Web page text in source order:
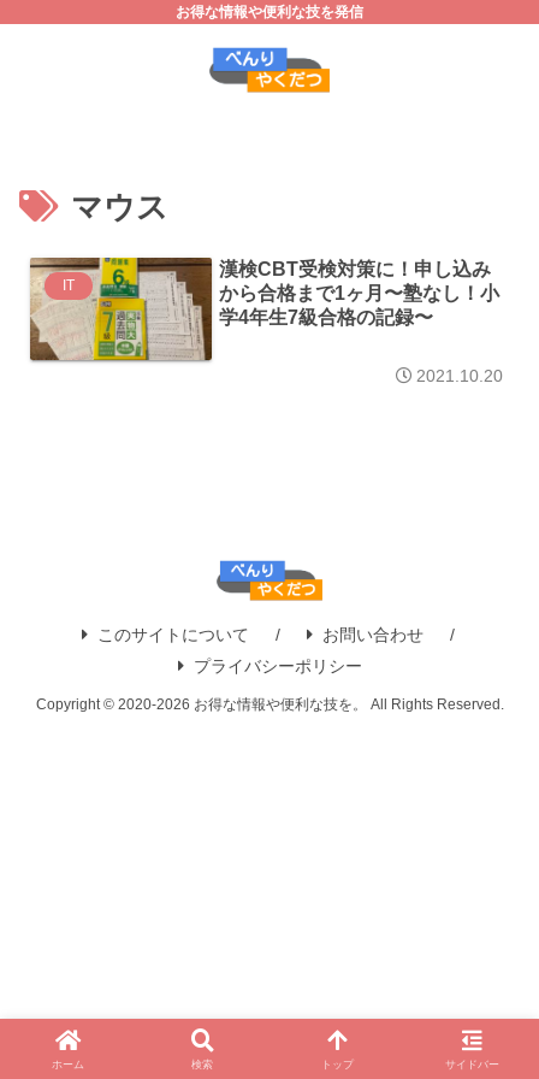
お得な情報や便利な技を発信
マウス
IT
漢検CBT受検対策に！申し込み
から合格まで1ヶ月〜塾なし！小
学4年生7級合格の記録〜
2021.10.20
このサイトについて
お問い合わせ
プライバシーポリシー
Copyright © 2020-2026 お得な情報や便利な技を。 All Rights Reserved.
ホーム 検索 トップ サイドバー